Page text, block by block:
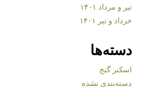
تیر و مرداد ۱۴۰۱
خرداد و تیر ۱۴۰۱
دسته‌ها
اسکنر گنج
دسته‌بندی نشده